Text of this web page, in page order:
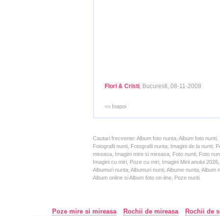
Flori & Cristi, Bucuresti, 08-11-2008
<< Inapoi
Cautari frecvente: Album foto nunta, Album foto
Fotografii nunti, Fotografii nunta, Imagini de la nunti,
mireasa, Imagini mire si mireasa, Foto nunti, Foto
Imagini cu miri, Poze cu miri, Imagini Mirii anului
Albumuri nunta, Albumuri nunti, Albume nunta,
Album online si Album foto on-line, Poze nunti.
Poze mire si mireasa Rochii de mireasa
Rochii de